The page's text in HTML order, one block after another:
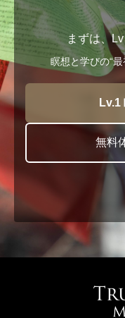
まずは、
瞑想と学びの“
Lv.1
無料